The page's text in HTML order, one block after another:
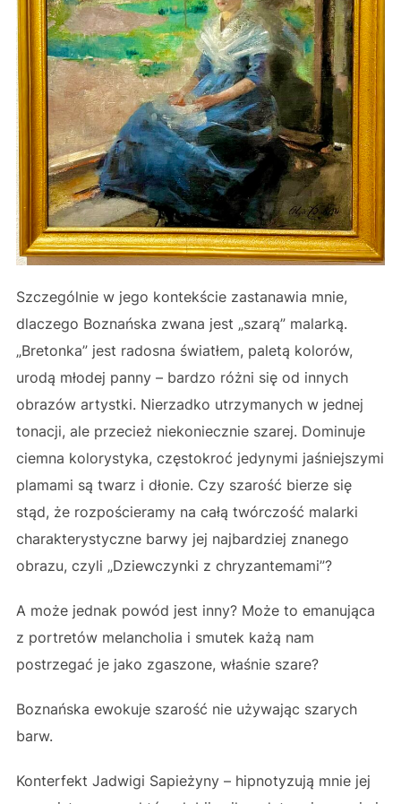
Szczególnie w jego kontekście zastanawia mnie,
dlaczego Boznańska zwana jest „szarą” malarką.
„Bretonka” jest radosna światłem, paletą kolorów,
urodą młodej panny – bardzo różni się od innych
obrazów artystki. Nierzadko utrzymanych w jednej
tonacji, ale przecież niekoniecznie szarej. Dominuje
ciemna kolorystyka, częstokroć jedynymi jaśniejszymi
plamami są twarz i dłonie. Czy szarość bierze się
stąd, że rozpościeramy na całą twórczość malarki
charakterystyczne barwy jej najbardziej znanego
obrazu, czyli „Dziewczynki z chryzantemami”?
A może jednak powód jest inny? Może to emanująca
z portretów melancholia i smutek każą nam
postrzegać je jako zgaszone, właśnie szare?
Boznańska ewokuje szarość nie używając szarych
barw.
Konterfekt Jadwigi Sapieżyny – hipnotyzują mnie jej